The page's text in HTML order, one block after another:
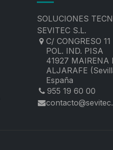
SOLUCIONES
SEVITEC S.L.
C/ CONGRESO 11
POL. IND. PISA
41927 MAIRENA
ALJARAFE
España
955 19 60 00